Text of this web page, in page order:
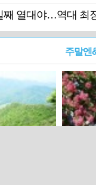
째 열대야…역대 최
주말엔